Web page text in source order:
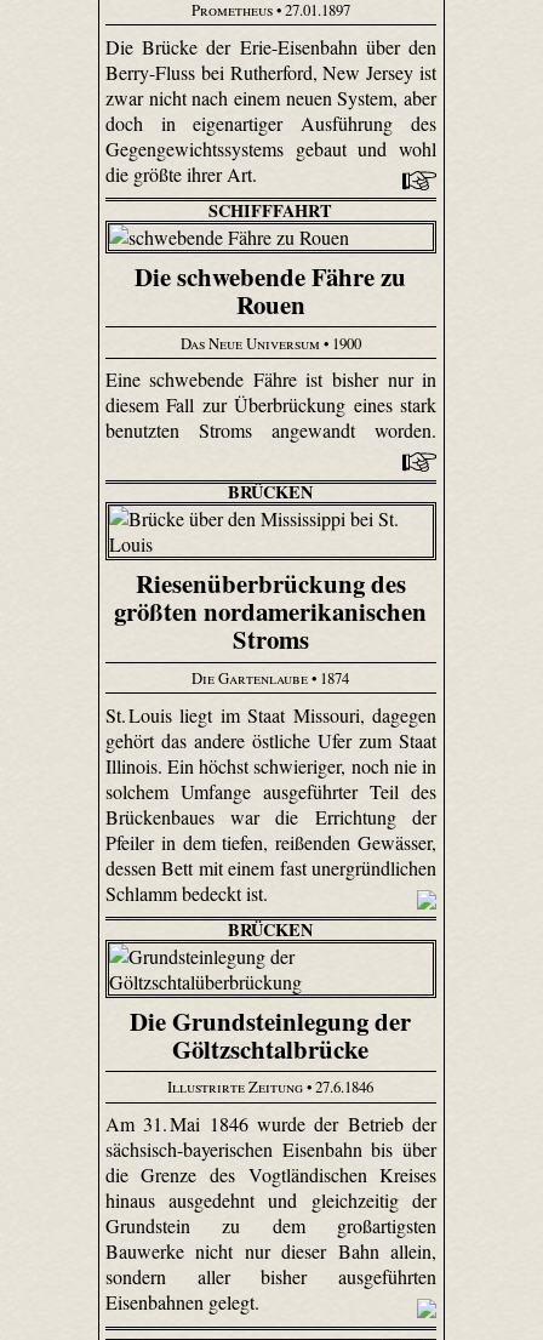
Prometheus• 27.01.1897
Die Brücke der Erie-Eisenbahn über den
Berry-Fluss bei Rutherford, New Jersey ist
zwar nicht nach einem neuen System, aber
doch in eigenartiger Ausführung des
Gegengewichtssystems gebaut und wohl
die größte ihrer Art.
SCHIFFFAHRT
Die schwebende Fähre zu
Rouen
Das Neue Universum • 1900
Eine schwebende Fähre ist bisher nur in
diesem Fall zur Überbrückung eines stark
benutzten Stroms angewandt worden.
BRÜCKEN
Riesenüberbrückung des
größten nordamerikanischen
Stroms
Die Gartenlaube• 1874
St. Louis liegt im Staat Missouri, dagegen
gehört das andere östliche Ufer zum Staat
Illinois. Ein höchst schwieriger, noch nie in
solchem Umfange ausgeführter Teil des
Brückenbaues war die Errichtung der
Pfeiler in dem tiefen, reißenden Gewässer,
dessen Bett mit einem fast unergründlichen
Schlamm bedeckt ist.
BRÜCKEN
Die Grundsteinlegung der
Göltzschtalbrücke
Illustrirte Zeitung• 27.6.1846
Am 31. Mai 1846 wurde der Betrieb der
sächsisch-bayerischen Eisenbahn bis über
die Grenze des Vogtländischen Kreises
hinaus ausgedehnt und gleichzeitig der
Grundstein zu dem großartigsten
Bauwerke nicht nur dieser Bahn allein,
sondern aller bisher ausgeführten
Eisenbahnen gelegt.